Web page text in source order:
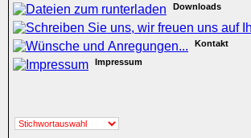
Downloads
Kontakt
Impressum